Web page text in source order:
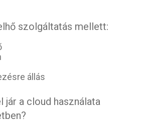
szolgáltatás mellett:
állás
jár a cloud használata